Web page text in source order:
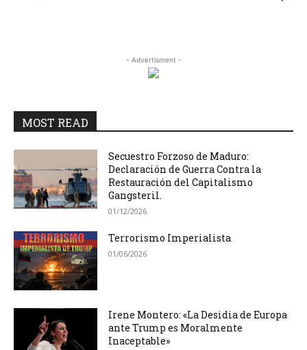
- Advertisment -
MOST READ
Secuestro Forzoso de Maduro:
Declaración de Guerra Contra la
Restauración del Capitalismo
Gangsteril.
01/12/2026
Terrorismo Imperialista
01/06/2026
Irene Montero: «La Desidia de Europa
ante Trump es Moralmente
Inaceptable»